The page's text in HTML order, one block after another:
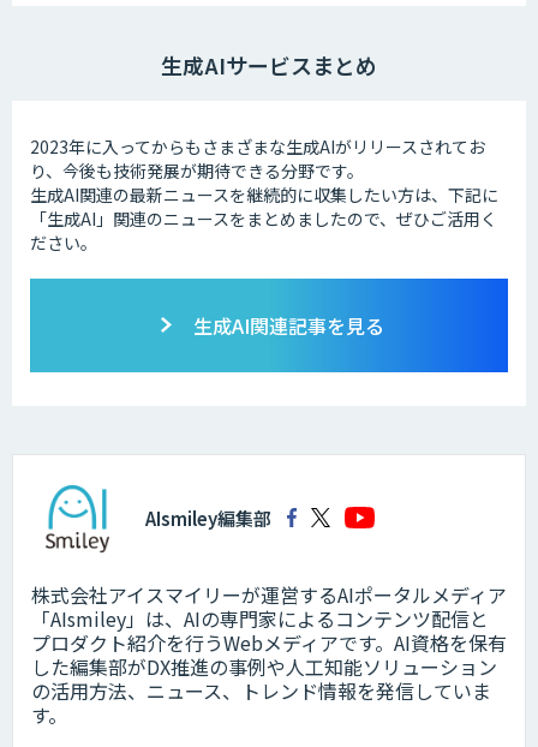
生成AIサービスまとめ
2023年に入ってからもさまざまな生成AIがリリースされてお
り、今後も技術発展が期待できる分野です。
生成AI関連の最新ニュースを継続的に収集したい方は、下記に
「生成AI」関連のニュースをまとめましたので、ぜひご活用く
ださい。
生成AI関連記事を見る
AIsmiley編集部
株式会社アイスマイリーが運営するAIポータルメディア
「AIsmiley」は、AIの専門家によるコンテンツ配信と
プロダクト紹介を行うWebメディアです。AI資格を保有
した編集部がDX推進の事例や人工知能ソリューション
の活用方法、ニュース、トレンド情報を発信していま
す。